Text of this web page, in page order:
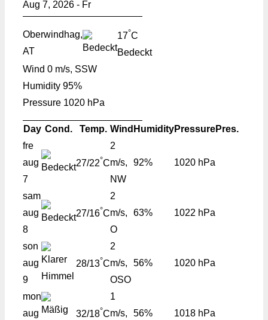
Aug 7, 2026 - Fr
Oberwindhag,
AT
17°C
Bedeckt
Wind 0 m/s, SSW
Humidity 95%
Pressure 1020 hPa
Day Cond. Temp. Wind HumidityPressurePres.
fre
aug
7
27/22°C
2
m/s,
NW
92% 1020 hPa
sam
aug
8
27/16°C
2
m/s,
O
63% 1022 hPa
son
aug
9
28/13°C
2
m/s,
OSO
56% 1020 hPa
mon
aug
32/18°C
1
m/s,
56% 1018 hPa